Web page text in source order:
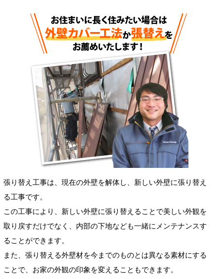
張り替え工事は、現在の外壁を解体し、新しい外壁に張り替え
る工事です。
この工事により、新しい外壁に張り替えることで美しい外観を
取り戻すだけでなく、内部の下地なども一緒にメンテナンスす
ることができます。
また、張り替える外壁材を今までのものとは異なる素材にする
ことで、お家の外観の印象を変えることもできます。